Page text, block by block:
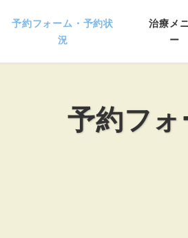
予約フォーム・予約状
況
治療メ
ー
予約フ